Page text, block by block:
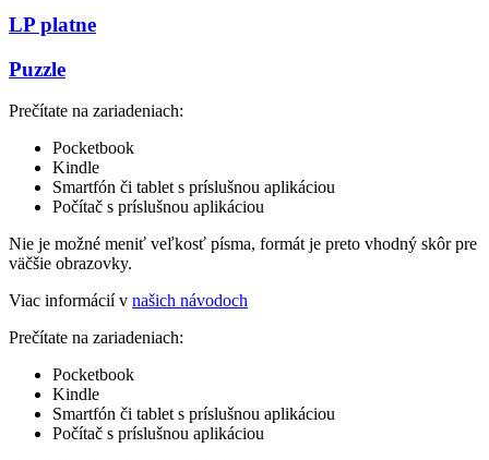
LP platne
Puzzle
Prečítate na zariadeniach:
Pocketbook
Kindle
Smartfón či tablet s príslušnou aplikáciou
Počítač s príslušnou aplikáciou
Nie je možné meniť veľkosť písma, formát je preto vhodný skôr pre
väčšie obrazovky.
Viac informácií v našich návodoch
Prečítate na zariadeniach:
Pocketbook
Kindle
Smartfón či tablet s príslušnou aplikáciou
Počítač s príslušnou aplikáciou